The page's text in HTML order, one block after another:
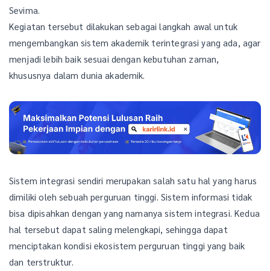
Sevima.
Kegiatan tersebut dilakukan sebagai langkah awal untuk
mengembangkan sistem akademik terintegrasi yang ada, agar
menjadi lebih baik sesuai dengan kebutuhan zaman,
khususnya dalam dunia akademik.
Sistem integrasi sendiri merupakan salah satu hal yang harus
dimiliki oleh sebuah perguruan tinggi. Sistem informasi tidak
bisa dipisahkan dengan yang namanya sistem integrasi. Kedua
hal tersebut dapat saling melengkapi, sehingga dapat
menciptakan kondisi ekosistem perguruan tinggi yang baik
dan terstruktur.